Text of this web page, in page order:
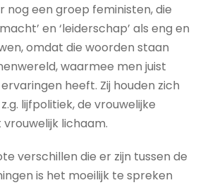
nog een groep feministen, die
en ‘leiderschap’ als eng en
omdat die woorden staan
waarmee men juist
heeft. Zij houden zich
lijfpolitiek, de vrouwelijke
lichaam.
verschillen die er zijn tussen de
is het moeilijk te spreken